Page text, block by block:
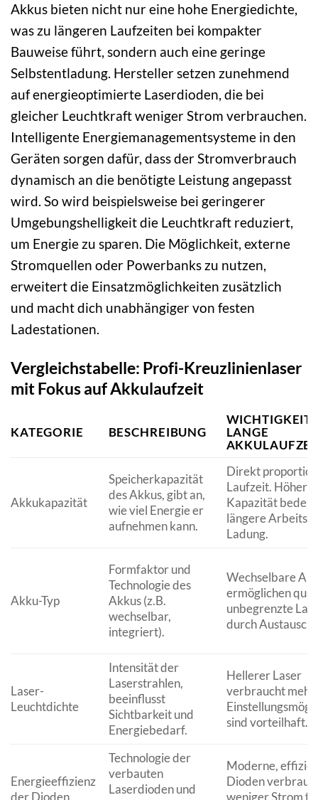
Akkus bieten nicht nur eine hohe Energiedichte,
was zu längeren Laufzeiten bei kompakter
Bauweise führt, sondern auch eine geringe
Selbstentladung. Hersteller setzen zunehmend
auf energieoptimierte Laserdioden, die bei
gleicher Leuchtkraft weniger Strom verbrauchen.
Intelligente Energiemanagementsysteme in den
Geräten sorgen dafür, dass der Stromverbrauch
dynamisch an die benötigte Leistung angepasst
wird. So wird beispielsweise bei geringerer
Umgebungshelligkeit die Leuchtkraft reduziert,
um Energie zu sparen. Die Möglichkeit, externe
Stromquellen oder Powerbanks zu nutzen,
erweitert die Einsatzmöglichkeiten zusätzlich
und macht dich unabhängiger von festen
Ladestationen.
Vergleichstabelle: Profi-Kreuzlinienlaser
mit Fokus auf Akkulaufzeit
KATEGORIE BESCHREIBUNG
WICHTIGKEIT
LANGE
Akkukapazität
Speicherkapazität
des Akkus, gibt an,
wie viel Energie er
aufnehmen kann.
Direkt
Laufzeit. Höhere
Kapazität
längere
Ladung.
Akku-Typ
Formfaktor und
Technologie des
Akkus (z.B.
wechselbar,
integriert).
Wechselbare
ermöglichen
unbegrenzte
durch Austausch.
Laser-
Leuchtdichte
Intensität der
Laserstrahlen,
beeinflusst
Sichtbarkeit und
Energiebedarf.
Hellerer Laser
verbraucht mehr
sind vorteilhaft.
Energieeffizienz
der Dioden
Technologie der
verbauten
Laserdioden und
Moderne,
Dioden
weniger Strom